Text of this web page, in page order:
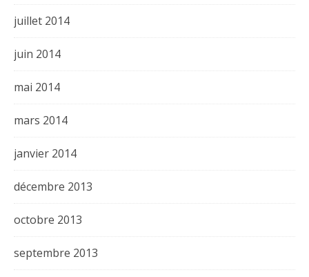
juillet 2014
juin 2014
mai 2014
mars 2014
janvier 2014
décembre 2013
octobre 2013
septembre 2013